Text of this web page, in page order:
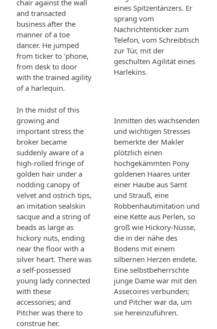
chair against the wall
and transacted
business after the
manner of a toe
dancer. He jumped
from ticker to 'phone,
from desk to door
with the trained agility
of a harlequin.
eines Spitzentänzers. Er
sprang vom
Nachrichtenticker zum
Telefon, vom Schreibtisch
zur Tür, mit der
geschulten Agilität eines
Harlekins.
In the midst of this
growing and
important stress the
broker became
suddenly aware of a
high-rolled fringe of
golden hair under a
nodding canopy of
velvet and ostrich tips,
an imitation sealskin
sacque and a string of
beads as large as
hickory nuts, ending
near the floor with a
silver heart. There was
a self-possessed
young lady connected
with these
accessories; and
Pitcher was there to
construe her.
Inmitten des wachsenden
und wichtigen Stresses
bemerkte der Makler
plötzlich einen
hochgekämmten Pony
goldenen Haares unter
einer Haube aus Samt
und Strauß, eine
Robbenhautimitation und
eine Kette aus Perlen, so
groß wie Hickory-Nüsse,
die in der nähe des
Bodens mit einem
silbernen Herzen endete.
Eine selbstbeherrschte
junge Dame war mit den
Assecoires verbunden;
und Pitcher war da, um
sie hereinzuführen.